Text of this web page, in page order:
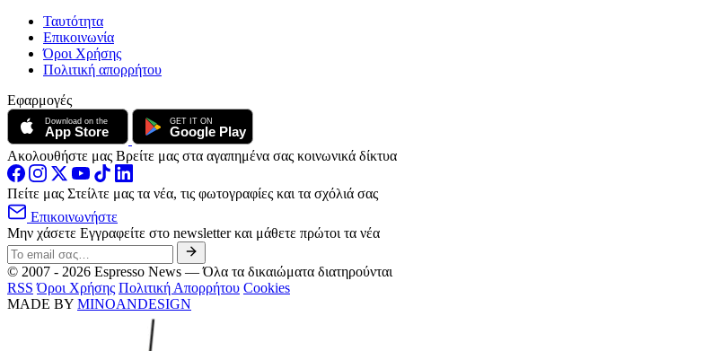
Ταυτότητα
Επικοινωνία
Όροι Χρήσης
Πολιτική απορρήτου
Εφαρμογές
Download on the
App Store
GET IT ON
Google Play
Ακολουθήστε μας Βρείτε μας στα αγαπημένα σας κοινωνικά δίκτυα
Πείτε μας Στείλτε μας τα νέα, τις φωτογραφίες και τα σχόλιά σας
Επικοινωνήστε
Μην χάσετε Εγγραφείτε στο newsletter και μάθετε πρώτοι τα νέα
© 2007 - 2026 Espresso News — Όλα τα δικαιώματα διατηρούνται
RSS Όροι Χρήσης Πολιτική Απορρήτου Cookies
MADE BY MINOANDESIGN